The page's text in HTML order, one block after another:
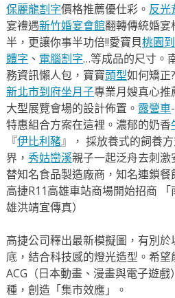
保麗龍割字價格推薦優仕彩。 反光
宴禮遇新竹婚宴會館翻轉傳統婚宴
半，更讓你事半功倍!!愛寶貝桃園
體字 、 電腦割字…等成品的尺寸。
務資訊懶人包，寶寶頭型如何矯正
新北市到府坐月子專業月嫂真心
大型展覽會場的設計佈置。 露營車
特惠組合方案在這裡。濃郁的奶香
『伊比利豬』， 採放養式的飼養方
界， 秀姑巒溪親子一起泛舟去​刺
替知名食品製造廠商，知名連鎖
高捷R11高雄車站商場開始招商
雄洪靖宜傳真）
高捷公司釋出最新模擬圖，有別
底，結合科技感的燈光造型。希
ACG（日本動畫、漫畫與電子遊
種，創造「集市效應」。